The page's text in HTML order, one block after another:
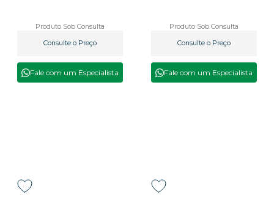
Produto Sob Consulta
Consulte o Preço
Fale com um Especialista
Produto Sob Consulta
Consulte o Preço
Fale com um Especialista